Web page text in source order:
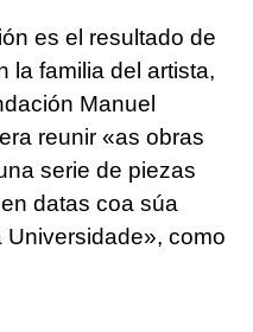
es el resultado de
la familia del artista,
Manuel
reunir «as obras
serie de piezas
datas coa súa
como